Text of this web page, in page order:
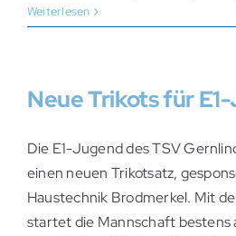
Weiterlesen
Neue Trikots für
Die E1-Jugend des TSV
einen neuen Trikotsatz,
Haustechnik Brodmerkel. Mit
startet die Mannschaft bestens